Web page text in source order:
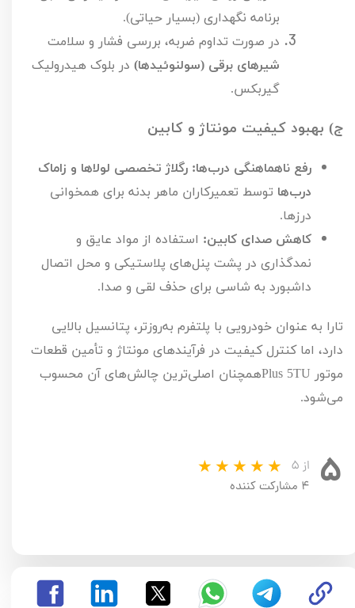
برنامه نگهداری (بسیار حیاتی).
در صورت تداوم ضربه، بررسی فشار و سلامت
شیرهای برقی (سولنوئیدها) در بلوک هیدرولیک
گیربکس.
ج) بهبود کیفیت مونتاژ و کابین
رفع ناهماهنگی درب‌ها: رگلاژ تخصصی لولاها و زاماک
درب‌ها توسط تعمیرکاران ماهر بدنه برای همخوانی
درزها.
کاهش صدای کابین: استفاده از مواد عایق و
نمدگذاری در پشت پنل‌های پلاستیکی و محل اتصال
داشبورد به شاسی برای حذف لقی و صدا.
تارا به عنوان خودرویی با پلتفرم به‌روزتر، پتانسیل بالایی
دارد، اما کنترل کیفیت در فرآیندهای مونتاژ و تأمین قطعات
موتور TU
5
Plusهمچنان اصلی‌ترین چالش‌های آن محسوب
می‌شود.
۵ از ۵
۴ مشارکت کننده